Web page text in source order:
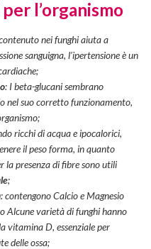
l’organismo
nei funghi aiuta a
sanguigna, l’ipertensione è un
: I beta-glucani sembrano
nel suo corretto funzionamento,
ricchi di acqua e ipocalorici,
il peso forma, in quanto
la presenza di fibre sono utili
;
: contengono Calcio e Magnesio
Alcune varietà di funghi hanno
vitamina D, essenziale per
delle ossa;